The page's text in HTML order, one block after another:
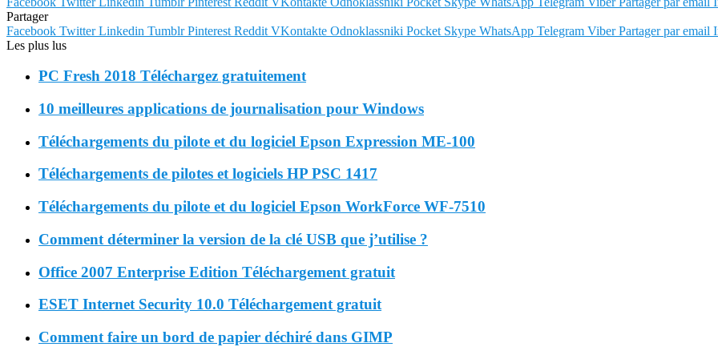
Partager
Facebook Twitter Linkedin Tumblr Pinterest Reddit VKontakte Odnoklassniki Pocket Skype WhatsApp Telegram Viber Partager par email
Les plus lus
PC Fresh 2018 Téléchargez gratuitement
10 meilleures applications de journalisation pour Windows
Téléchargements du pilote et du logiciel Epson Expression ME-100
Téléchargements de pilotes et logiciels HP PSC 1417
Téléchargements du pilote et du logiciel Epson WorkForce WF-7510
Comment déterminer la version de la clé USB que j’utilise ?
Office 2007 Enterprise Edition Téléchargement gratuit
ESET Internet Security 10.0 Téléchargement gratuit
Comment faire un bord de papier déchiré dans GIMP